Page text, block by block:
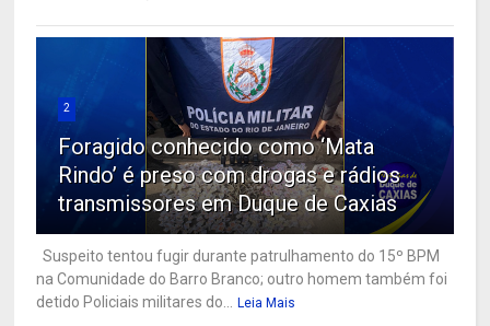
2
Foragido conhecido como ‘Mata
Rindo’ é preso com drogas e rádios
transmissores em Duque de Caxias
Suspeito tentou fugir durante patrulhamento do 15º BPM
na Comunidade do Barro Branco; outro homem também foi
detido Policiais militares do... Leia Mais